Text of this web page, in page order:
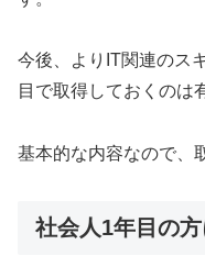
今後、よりIT関連のス
目で取得しておくのは
基本的な内容なので、
社会人1年目の